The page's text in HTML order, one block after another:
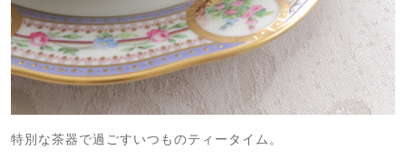
特別な茶器で過ごすいつものティータイム。